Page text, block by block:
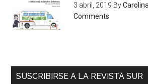
3 abril, 2019 By
Comments
SUSCRIBIRSE A LA REVISTA SUR